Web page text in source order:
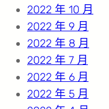
2022 年 10 月
2022 年 9 月
2022 年 8 月
2022 年 7 月
2022 年 6 月
2022 年 5 月